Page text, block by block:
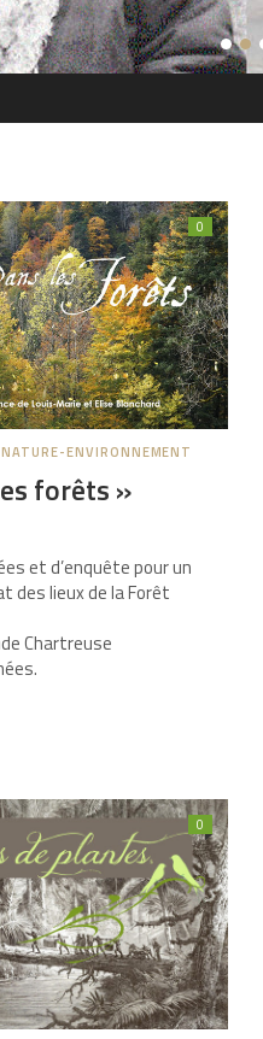
NATURE-ENVIRONNEMENT
forêts »
0
et d’enquête pour un
des lieux de la Forêt
Chartreuse
0